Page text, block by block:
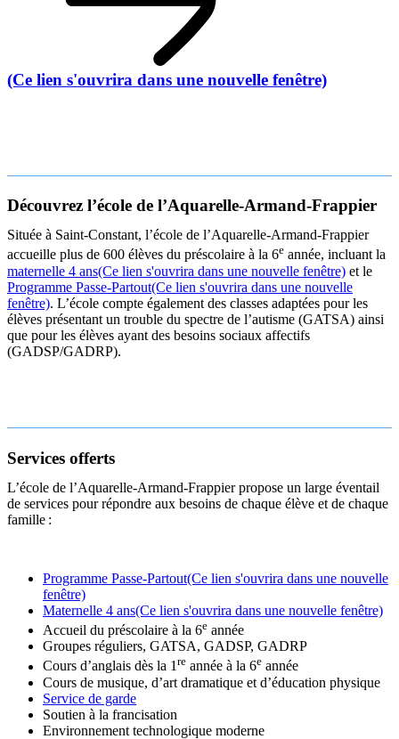
(Ce lien s'ouvrira dans une nouvelle fenêtre)
Découvrez l’école de l’Aquarelle-Armand-Frappier
Située à Saint-Constant, l’école de l’Aquarelle-Armand-Frappier
accueille plus de 600 élèves du préscolaire à la 6e année, incluant la
maternelle 4 ans(Ce lien s'ouvrira dans une nouvelle fenêtre) et le
Programme Passe-Partout(Ce lien s'ouvrira dans une nouvelle
fenêtre). L’école compte également des classes adaptées pour les
élèves présentant un trouble du spectre de l’autisme (GATSA) ainsi
que pour les élèves ayant des besoins sociaux affectifs
(GADSP/GADRP).
Services offerts
L’école de l’Aquarelle-Armand-Frappier propose un large éventail
de services pour répondre aux besoins de chaque élève et de chaque
famille :
Programme Passe-Partout(Ce lien s'ouvrira dans une nouvelle
fenêtre)
Maternelle 4 ans(Ce lien s'ouvrira dans une nouvelle fenêtre)
Accueil du préscolaire à la 6e année
Groupes réguliers, GATSA, GADSP, GADRP
Cours d’anglais dès la 1re année à la 6e année
Cours de musique, d’art dramatique et d’éducation physique
Service de garde
Soutien à la francisation
Environnement technologique moderne